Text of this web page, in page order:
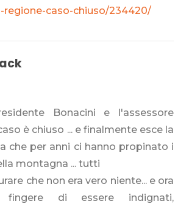
regione-caso-chiuso/234420/
Bonacini e l'assessore
è chiuso ... e finalmente esce la
che per anni ci hanno propinato i
montagna ... tutti
che non era vero niente... e ora
di essere indignati,